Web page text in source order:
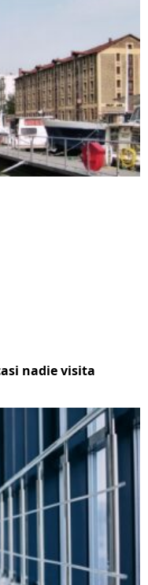
nadie visita